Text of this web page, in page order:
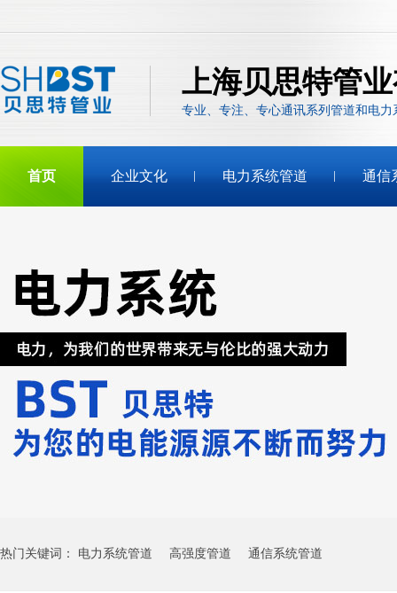
上海贝思特管
专业、专注、专心通讯系列管道和电
首页 企业文化 电力系统管道 通信
热门关键词： 电力系统管道 高强度管道 通信系统管道